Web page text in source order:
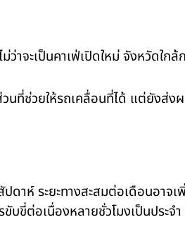
จะเป็นคาเฟ่เปิดใหม่ จังหวัดใก
นที่ช่วยให้รถเคลื่อนที่ได้ แต่ยังส่
าห์ ระยะทางสะสมต่อเดือนอาจเ
บขี่ต่อเนื่องหลายชั่วโมงเป็นประจ